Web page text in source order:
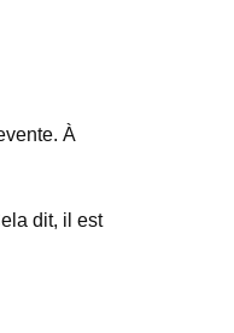
À
dit, il est